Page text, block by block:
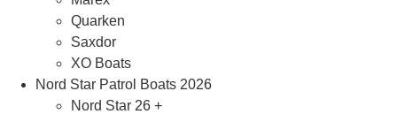
Quarken
Saxdor
XO Boats
Nord Star Patrol Boats 2026
Nord Star 26 +